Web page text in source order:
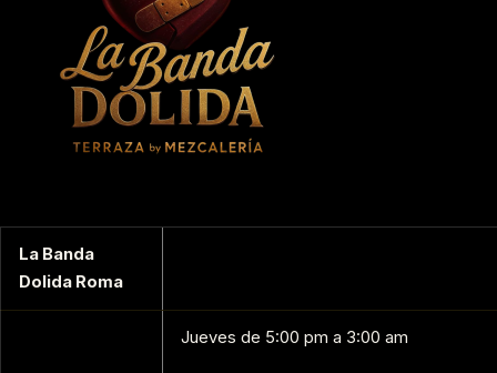
La Banda
Dolida Roma
Jueves de 5:00 pm a 3:00 am